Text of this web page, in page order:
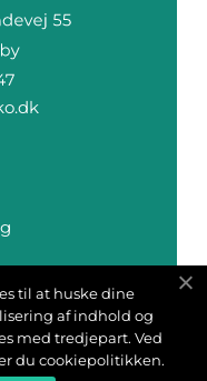
til at huske dine
af indhold og
med tredjepart. Ved
du cookiepolitikken.